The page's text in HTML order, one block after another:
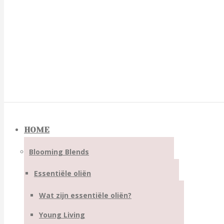
HOME
Blooming Blends
Essentiële oliën
Wat zijn essentiële oliën?
Young Living